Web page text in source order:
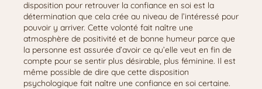
disposition pour retrouver la confiance en soi est la
détermination que cela crée au niveau de l’intéressé pour
pouvoir y arriver. Cette volonté fait naître une
atmosphère de positivité et de bonne humeur parce que
la personne est assurée d’avoir ce qu’elle veut en fin de
compte pour se sentir plus désirable, plus féminine. Il est
même possible de dire que cette disposition
psychologique fait naître une confiance en soi certaine.